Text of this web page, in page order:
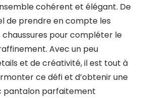
cohérent et élégant. De
de prendre en compte les
pour compléter le
Avec un peu
et de créativité, il est tout à
ce défi et d’obtenir une
pantalon parfaitement